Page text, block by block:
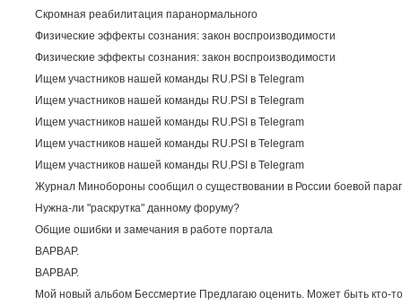
Скромная реабилитация паранормального
Физические эффекты сознания: закон воспроизводимости
Физические эффекты сознания: закон воспроизводимости
Ищем участников нашей команды RU.PSI в Telegram
Ищем участников нашей команды RU.PSI в Telegram
Ищем участников нашей команды RU.PSI в Telegram
Ищем участников нашей команды RU.PSI в Telegram
Ищем участников нашей команды RU.PSI в Telegram
Журнал Минобороны сообщил о существовании в России боевой
Нужна-ли "раскрутка" данному форуму?
Общие ошибки и замечания в работе портала
ВАРВАР.
ВАРВАР.
Мой новый альбом Бессмертие Предлагаю оценить. Может быть кто-